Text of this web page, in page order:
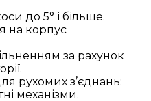
до 5° і більше.
на корпус
за рахунок
рухомих з’єднань:
механізми.